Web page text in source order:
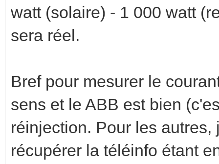
watt (solaire) - 1 000 watt
sera réel.
Bref pour mesurer le
sens et le ABB est bien
réinjection. Pour les
récupérer la téléinfo étant